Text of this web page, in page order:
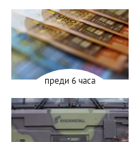
преди 6 часа